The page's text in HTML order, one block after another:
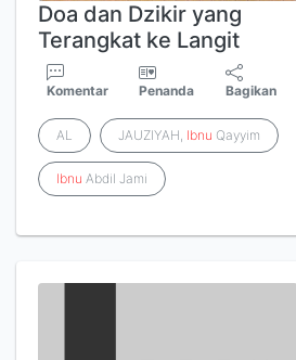
Doa dan Dzikir yang
Terangkat ke Langit
Komentar Penanda Bagikan
AL JAUZIYAH, Ibnu Qayyim
Ibnu Abdil Jami